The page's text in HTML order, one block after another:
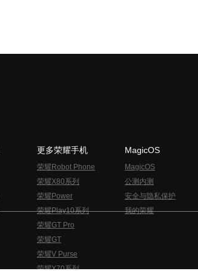
更多荣耀手机
荣耀Robot Phone
荣耀X80系列
荣耀Power
荣耀Play10系列
荣耀GT Pro
荣耀GT
荣耀V Purse
荣耀X70系列
MagicOS
MagicOS
公测内测
安全与隐私保护
我的荣耀